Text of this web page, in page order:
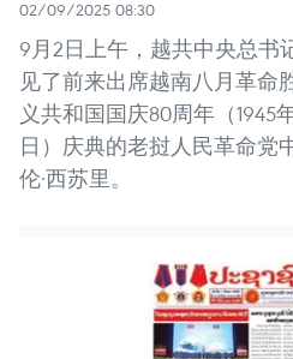
02/09/2025 08:30
9月2日上午，越共中央总书
见了前来出席越南八月革命
义共和国国庆80周年（1945
日）庆典的老挝人民革命党
伦·西苏里。